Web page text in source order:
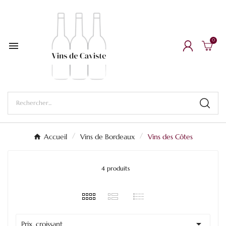
 0
Accueil Vins de Bordeaux Vins des Côtes
4 produits
Prix, croissant